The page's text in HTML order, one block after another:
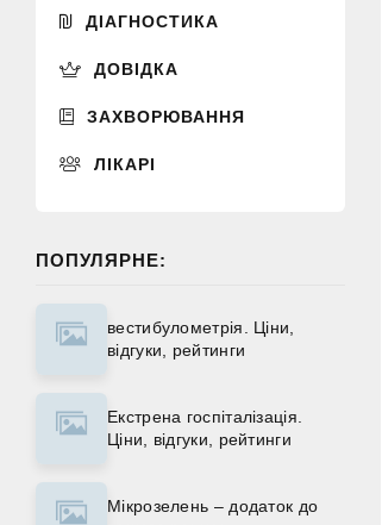
ДІАГНОСТИКА
ДОВІДКА
ЗАХВОРЮВАННЯ
ЛІКАРІ
ПОПУЛЯРНЕ:
вестибулометрія. Ціни,
відгуки, рейтинги
Екстрена госпіталізація.
Ціни, відгуки, рейтинги
Мікрозелень – додаток до